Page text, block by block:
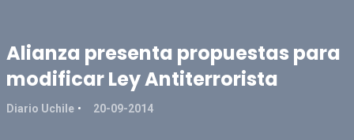
Alianza presenta propuestas para
modificar Ley Antiterrorista
Diario Uchile 20-09-2014